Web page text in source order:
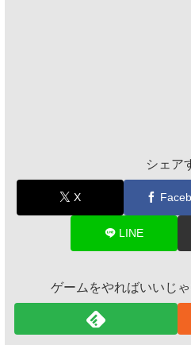
シェア
X
LINE
ゲームをやればいいじ